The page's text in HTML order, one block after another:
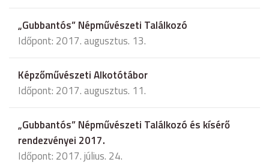
„Gubbantós” Népművészeti Találkozó
Időpont: 2017. augusztus. 13.
Képzőművészeti Alkotótábor
Időpont: 2017. augusztus. 11.
„Gubbantós” Népművészeti Találkozó és kísérő
rendezvényei 2017.
Időpont: 2017. július. 24.